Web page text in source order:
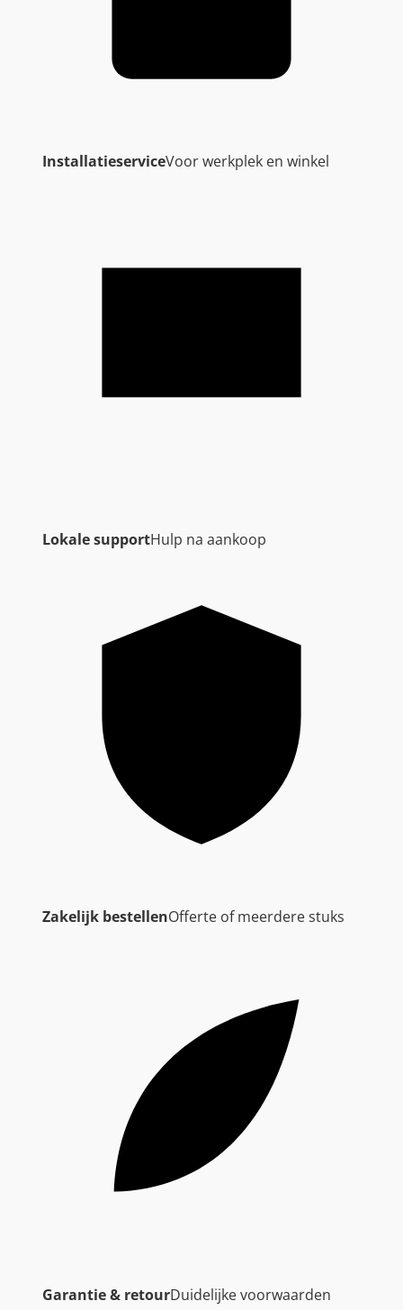
InstallatieserviceVoor werkplek en winkel
Lokale supportHulp na aankoop
Zakelijk bestellenOfferte of meerdere stuks
Garantie & retourDuidelijke voorwaarden